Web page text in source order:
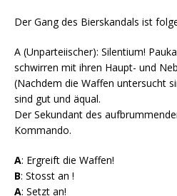
Der Gang des Bierskandals ist
A (Unparteiischer): Silentium!
schwirren mit ihren Haupt- und
(Nachdem die Waffen untersucht
sind gut und äqual.
Der Sekundant des
Kommando.
A: Ergreift die Waffen!
B: Stosst an !
A: Setzt an!